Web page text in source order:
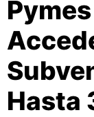
Hasta